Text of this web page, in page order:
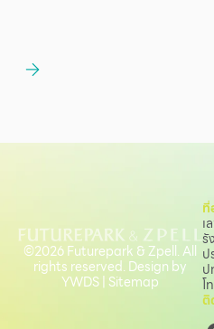
ที่
เ
รั
ป
ป
โ
ติ
©2026 Futurepark & Zpell. All
rights reserved. Design by
YWDS| Sitemap